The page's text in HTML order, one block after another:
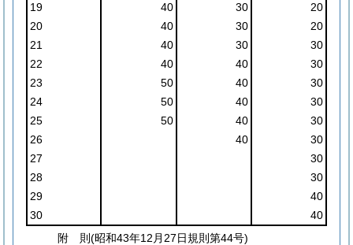
19
40 30
20
20
40 30
20
21
40 30
30
22
40 40
30
23
50 40
30
24
50 40
30
25
50 40
30
26
40
30
27
30
28
30
29
40
30
40
附 則(昭和43年12月27日規則第44号)